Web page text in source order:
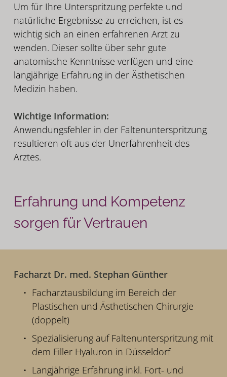
Um für Ihre Unterspritzung perfekte und
natürliche Ergebnisse zu erreichen, ist es
wichtig sich an einen erfahrenen Arzt zu
wenden. Dieser sollte über sehr gute
anatomische Kenntnisse verfügen und eine
langjährige Erfahrung in der Ästhetischen
Medizin haben.
Wichtige Information:
Anwendungsfehler in der Faltenunterspritzung
resultieren oft aus der Unerfahrenheit des
Arztes.
Erfahrung und Kompetenz
sorgen für Vertrauen
Facharzt Dr. med. Stephan Günther
Facharztausbildung im Bereich der
Plastischen und Ästhetischen Chirurgie
(doppelt)
Spezialisierung auf Faltenunterspritzung mit
dem Filler Hyaluron in Düsseldorf
Langjährige Erfahrung inkl. Fort- und